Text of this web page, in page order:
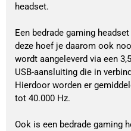
headset.
Een bedrade gaming
deze hoef je daarom ook
wordt aangeleverd via een
USB-aansluiting die in
Hierdoor worden er
tot 40.000 Hz.
Ook is een bedrade gaming